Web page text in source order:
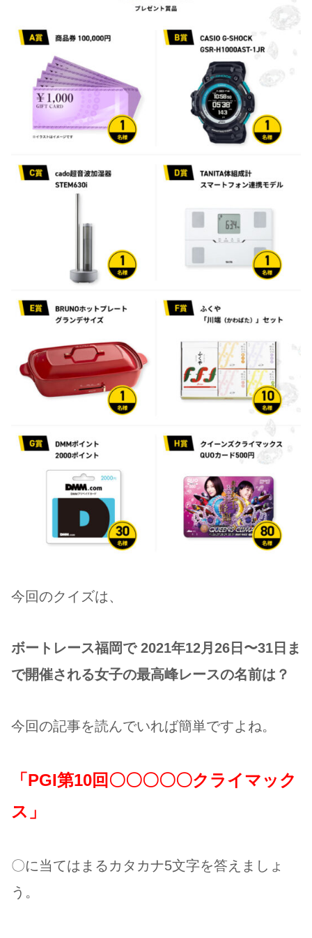
今回のクイズは、
ボートレース福岡で 2021年12月26日〜31日ま
で開催される女子の最高峰レースの名前は？
今回の記事を読んでいれば簡単ですよね。
「PGI第10回〇〇〇〇〇クライマック
ス」
〇に当てはまるカタカナ5文字を答えましょ
う。